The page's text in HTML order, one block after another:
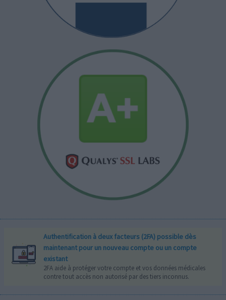
Authentification à deux facteurs (2FA) possible dès
maintenant pour un nouveau compte ou un compte
existant
2FA aide à protéger votre compte et vos données médicales
contre tout accès non autorisé par des tiers inconnus.